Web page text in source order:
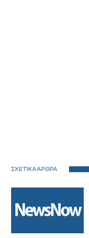
ΣΧΕΤΙΚΑ ΑΡΘΡΑ